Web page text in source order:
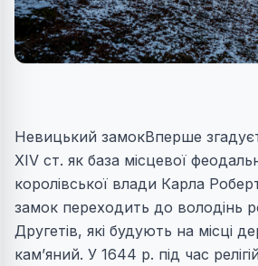
Невицький замокВперше
XIV ст. як база місцевої
королівської влади Карла
замок переходить до володінь
Другетів, які будують на місці
кам’яний. У 1644 р. під час